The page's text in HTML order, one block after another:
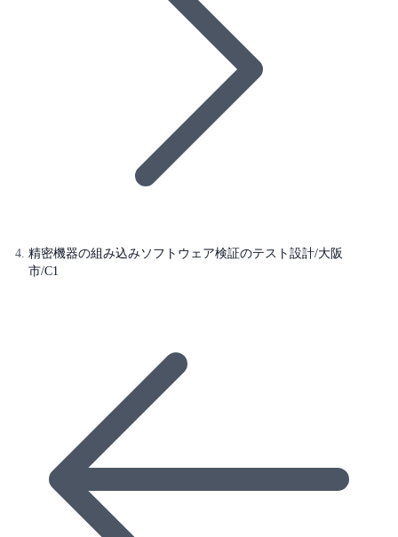
精密機器の組み込みソフトウェア検証のテスト設計/大阪
市/C1